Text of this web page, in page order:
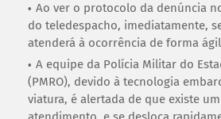
Ao ver o protocolo da denúncia
do teledespacho, imediatamente,
atenderá à ocorrência de forma
A equipe da Polícia Militar do
(PMRO), devido à tecnologia
viatura, é alertada de que existe